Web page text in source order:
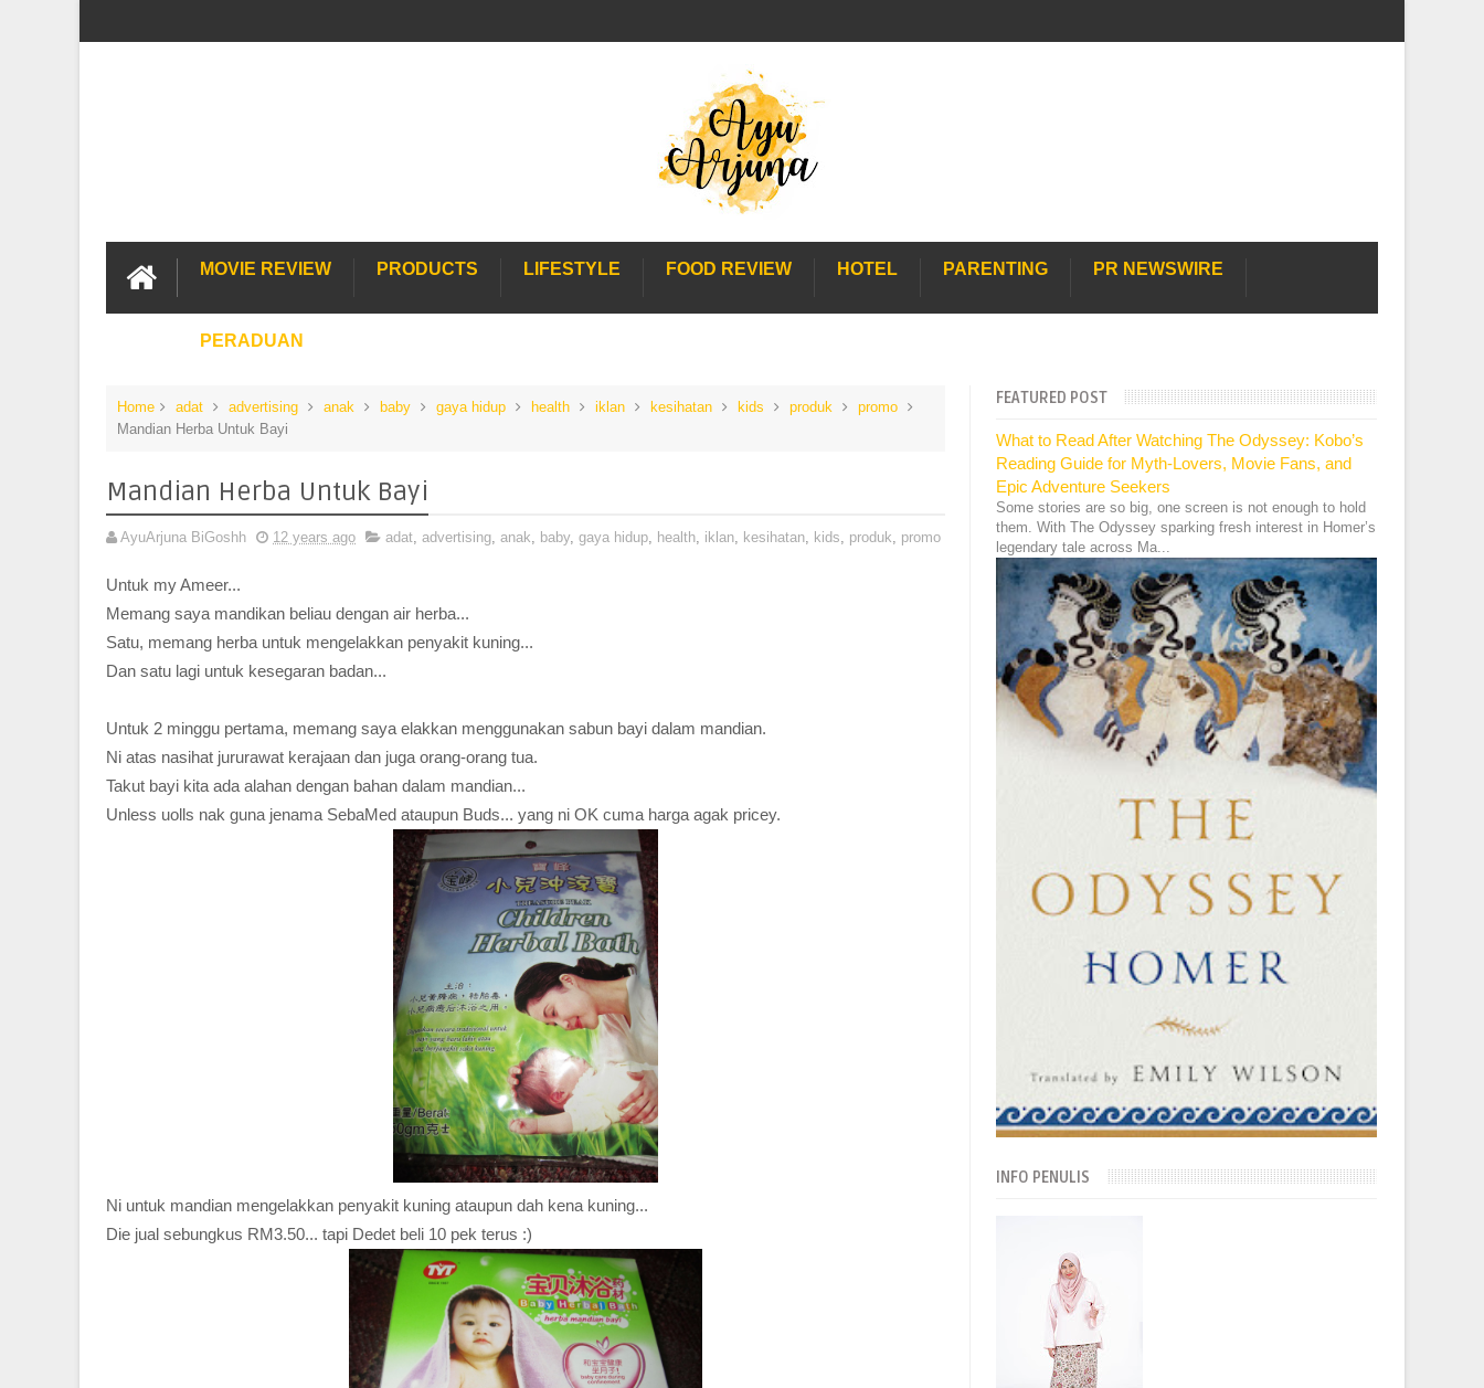
MOVIE REVIEW PRODUCTS LIFESTYLE FOOD REVIEW HOTEL PARENTING PR NEWSWIRE
PERADUAN
Home adat advertising anak baby gaya hidup health iklan kesihatan kids produk
promo
Mandian Herba Untuk Bayi
Mandian Herba Untuk Bayi
AyuArjuna BiGoshh 12 years ago adat, advertising, anak, baby, gaya hidup, health, iklan, kesihatan, kids, produk, promo
Untuk my Ameer...
Memang saya mandikan beliau dengan air herba...
Satu, memang herba untuk mengelakkan penyakit kuning...
Dan satu lagi untuk kesegaran badan...
Untuk 2 minggu pertama, memang saya elakkan menggunakan sabun bayi dalam mandian.
Ni atas nasihat jururawat kerajaan dan juga orang-orang tua.
Takut bayi kita ada alahan dengan bahan dalam mandian...
Unless uolls nak guna jenama SebaMed ataupun Buds... yang ni OK cuma harga agak pricey.
Ni untuk mandian mengelakkan penyakit kuning ataupun dah kena kuning...
Die jual sebungkus RM3.50... tapi Dedet beli 10 pek terus :)
FEATURED POST
What to Read After Watching The Odyssey: Kobo’s
Reading Guide for Myth-Lovers, Movie Fans, and
Epic Adventure Seekers
Some stories are so big, one screen is not enough to hold
them. With The Odyssey sparking fresh interest in Homer’s
legendary tale across Ma...
INFO PENULIS